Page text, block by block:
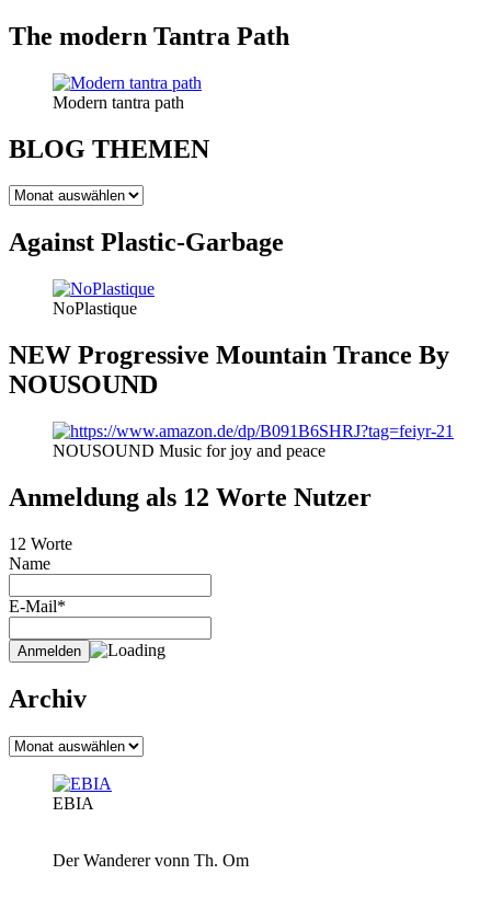
The modern Tantra Path
Modern tantra path
BLOG THEMEN
BLOG
Against Plastic-Garbage
NoPlastique
NEW Progressive Mountain Trance By
NOUSOUND
NOUSOUND Music for joy and peace
Anmeldung als 12 Worte Nutzer
12 Worte
Name
E-Mail*
Archiv
Archiv
EBIA
Der Wanderer vonn Th. Om